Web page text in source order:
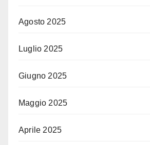
Agosto 2025
Luglio 2025
Giugno 2025
Maggio 2025
Aprile 2025